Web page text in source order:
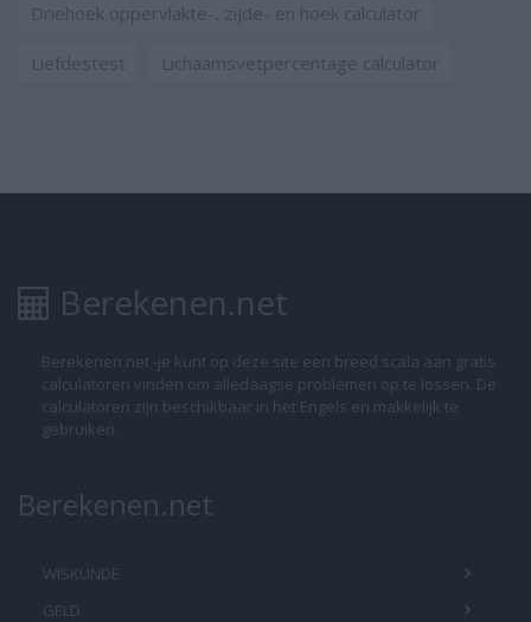
Driehoek oppervlakte-, zijde- en hoek calculator
Liefdestest Lichaamsvetpercentage calculator
Berekenen.net
Berekenen.net -je kunt op deze site een breed scala aan gratis
calculatoren vinden om alledaagse problemen op te lossen. De
calculatoren zijn beschikbaar in het Engels en makkelijk te
gebruiken.
Berekenen.net
WISKUNDE
GELD